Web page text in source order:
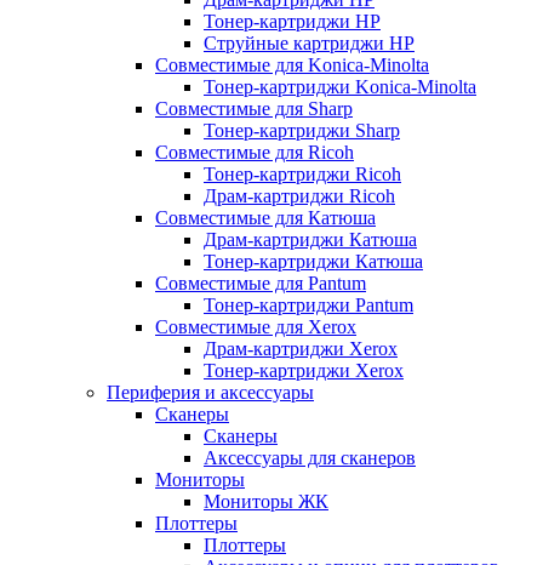
Тонер-картриджи HP
Струйные картриджи HP
Совместимые для Konica-Minolta
Тонер-картриджи Konica-Minolta
Совместимые для Sharp
Тонер-картриджи Sharp
Совместимые для Ricoh
Тонер-картриджи Ricoh
Драм-картриджи Ricoh
Совместимые для Катюша
Драм-картриджи Катюша
Тонер-картриджи Катюша
Совместимые для Pantum
Тонер-картриджи Pantum
Совместимые для Xerox
Драм-картриджи Xerox
Тонер-картриджи Xerox
Периферия и аксессуары
Сканеры
Сканеры
Аксессуары для сканеров
Мониторы
Мониторы ЖК
Плоттеры
Плоттеры